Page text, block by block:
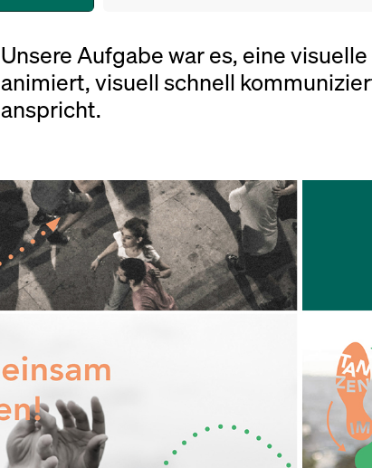
Unsere Aufgabe war es, eine
animiert, visuell schnell
anspricht.